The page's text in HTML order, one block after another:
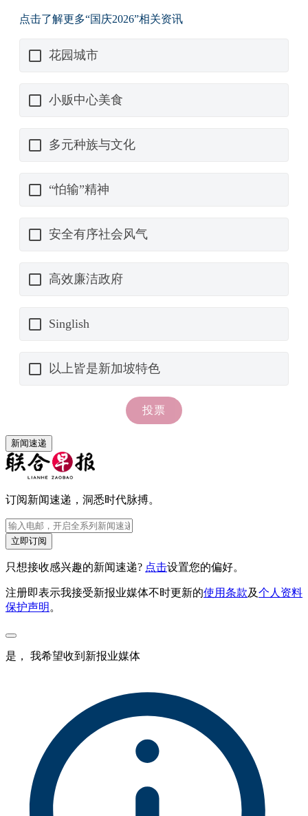
新闻速递
订阅新闻速递，洞悉时代脉搏。
立即订阅
只想接收感兴趣的新闻速递? 点击设置您的偏好。
注册即表示我接受新报业媒体不时更新的使用条款及个人资料
保护声明 。
是， 我希望收到新报业媒体